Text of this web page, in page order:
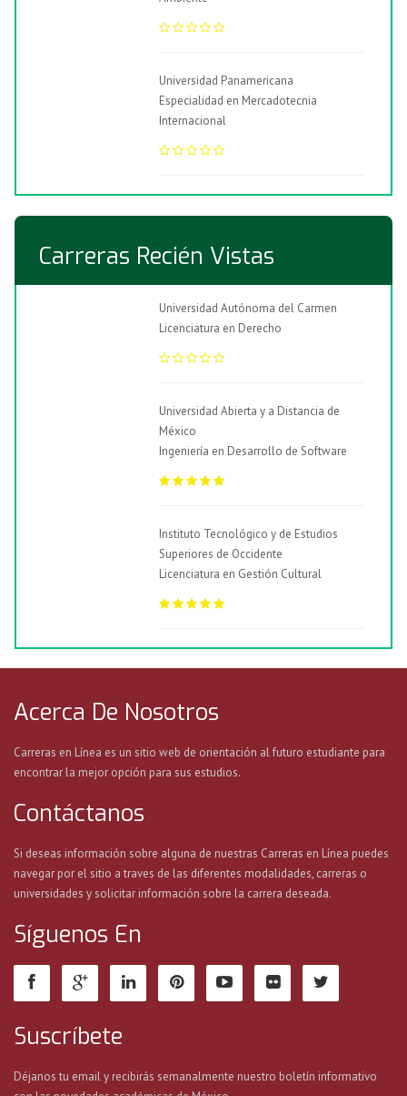
Universidad Panamericana
Especialidad en Mercadotecnia
Internacional
Carreras Recién Vistas
Universidad Autónoma del Carmen
Licenciatura en Derecho
Universidad Abierta y a Distancia de
México
Ingeniería en Desarrollo de Software
Instituto Tecnológico y de Estudios
Superiores de Occidente
Licenciatura en Gestión Cultural
Acerca De Nosotros
Carreras en Línea es un sitio web de orientación al futuro estudiante para
encontrar la mejor opción para sus estudios.
Contáctanos
Si deseas información sobre alguna de nuestras Carreras en Línea puedes
navegar por el sitio a traves de las diferentes modalidades, carreras o
universidades y solicitar información sobre la carrera deseada.
Síguenos En
Suscríbete
Déjanos tu email y recibirás semanalmente nuestro boletín informativo